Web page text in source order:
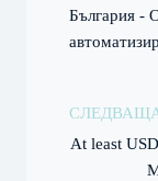
България -
At least